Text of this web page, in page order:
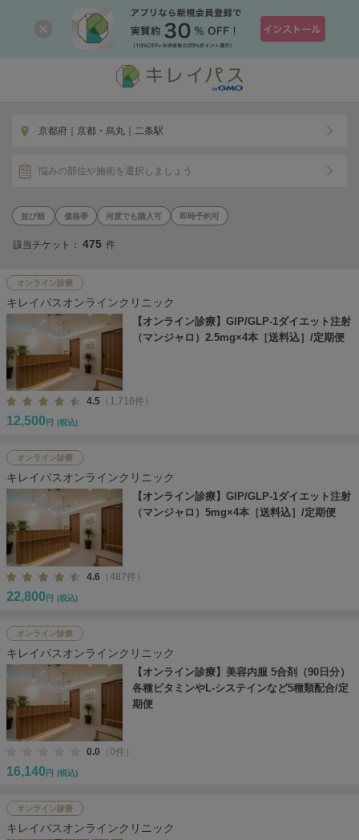
京都府｜京都・烏丸｜二条駅
悩みの部位や施術を選択しましょう
価格帯 何度でも購入可 即時予約可
該当チケット： 475 件
オンライン診療
キレイパスオンラインクリニック
【オンライン診療】GIP/GLP-1ダイエット注射
（マンジャロ）2.5mg×4本［送料込］/定期便
4.5 （1,716件）
12,500 円 (税込)
オンライン診療
キレイパスオンラインクリニック
【オンライン診療】GIP/GLP-1ダイエット注射
（マンジャロ）5mg×4本［送料込］/定期便
4.6 （487件）
22,800 円 (税込)
オンライン診療
キレイパスオンラインクリニック
【オンライン診療】美容内服 5合剤（90日分）
各種ビタミンやL-システインなど5種類配合/定
期便
0.0 （0件）
16,140 円 (税込)
オンライン診療
キレイパスオンラインクリニック